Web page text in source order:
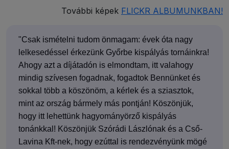
További képek FLICKR ALBUMUNKBAN!
"Csak ismételni tudom önmagam: évek óta nagy
lelkesedéssel érkezünk Győrbe kispályás tornáinkra!
Ahogy azt a díjátadón is elmondtam, itt valahogy
mindig szívesen fogadnak, fogadtok Bennünket és
sokkal több a köszönöm, a kérlek és a sziasztok,
mint az ország bármely más pontján! Köszönjük,
hogy itt lehettünk hagyományörző kispályás
tonánkkal! Köszönjük Szórádi Lászlónak és a Cső-
Lavina Kft-nek, hogy ezúttal is rendezvényünk mögé